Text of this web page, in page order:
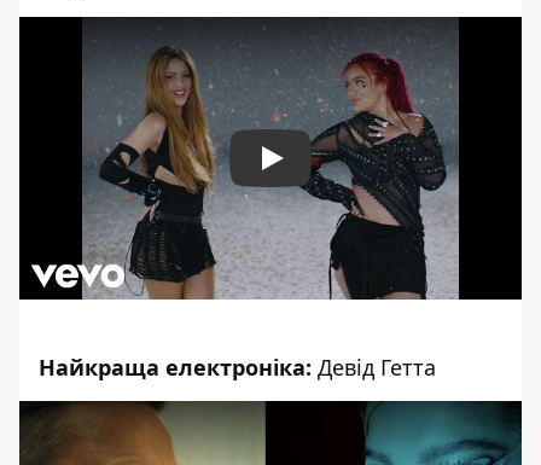
Play
Найкраща електроніка: Девід Гетта